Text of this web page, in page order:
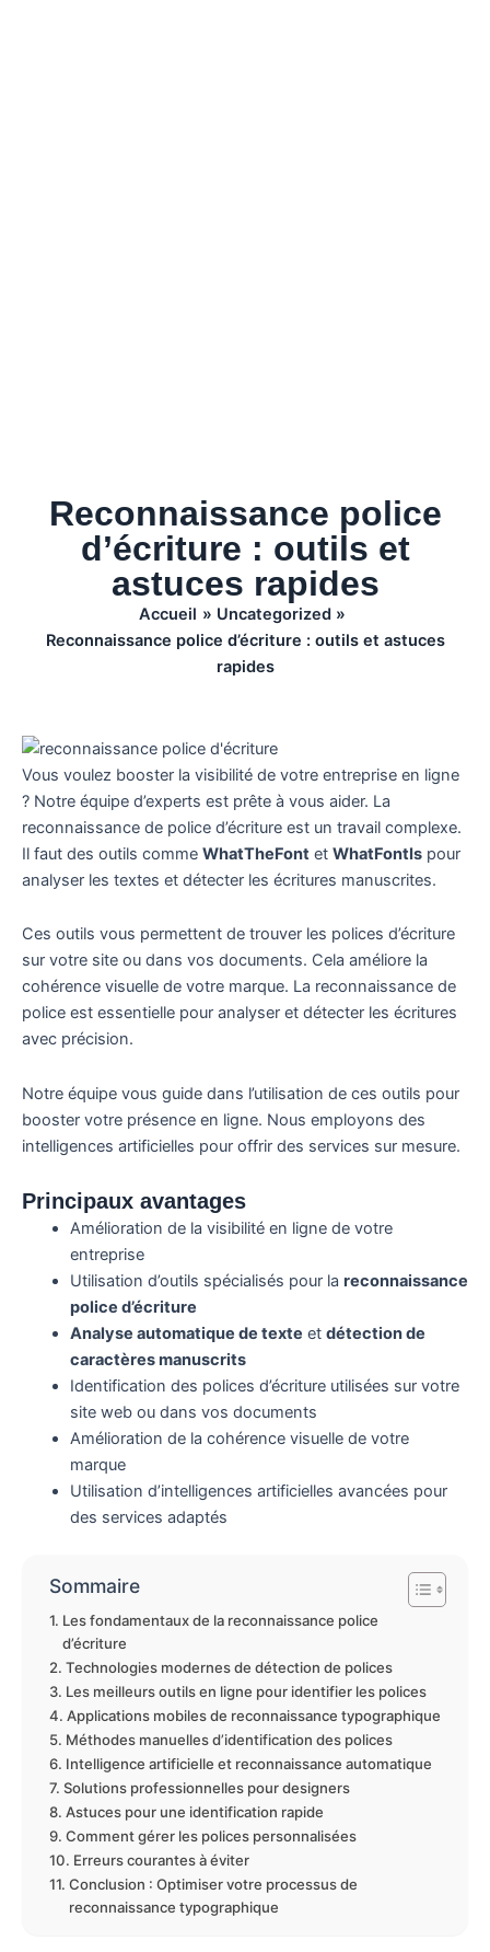
Reconnaissance police
d’écriture : outils et
astuces rapides
Accueil
Uncategorized
Reconnaissance police d’écriture : outils et astuces
rapides
Vous voulez booster la visibilité de votre entreprise en ligne
? Notre équipe d’experts est prête à vous aider. La
reconnaissance de police d’écriture est un travail complexe.
Il faut des outils comme WhatTheFont et WhatFontIs pour
analyser les textes et détecter les écritures manuscrites.
Ces outils vous permettent de trouver les polices d’écriture
sur votre site ou dans vos documents. Cela améliore la
cohérence visuelle de votre marque. La reconnaissance de
police est essentielle pour analyser et détecter les écritures
avec précision.
Notre équipe vous guide dans l’utilisation de ces outils pour
booster votre présence en ligne. Nous employons des
intelligences artificielles pour offrir des services sur mesure.
Principaux avantages
Amélioration de la visibilité en ligne de votre
entreprise
Utilisation d’outils spécialisés pour la reconnaissance
police d’écriture
Analyse automatique de texte et détection de
caractères manuscrits
Identification des polices d’écriture utilisées sur votre
site web ou dans vos documents
Amélioration de la cohérence visuelle de votre
marque
Utilisation d’intelligences artificielles avancées pour
des services adaptés
Sommaire
Les fondamentaux de la reconnaissance police
d’écriture
Technologies modernes de détection de polices
Les meilleurs outils en ligne pour identifier les polices
Applications mobiles de reconnaissance typographique
Méthodes manuelles d’identification des polices
Intelligence artificielle et reconnaissance automatique
Solutions professionnelles pour designers
Astuces pour une identification rapide
Comment gérer les polices personnalisées
Erreurs courantes à éviter
Conclusion : Optimiser votre processus de
reconnaissance typographique